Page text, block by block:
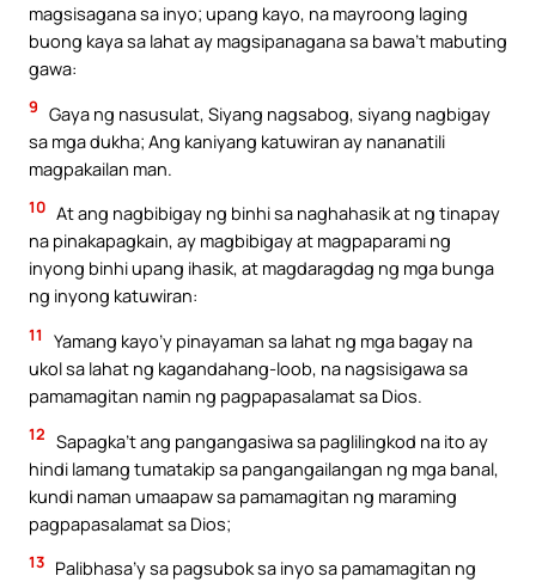
magsisagana sa inyo; upang kayo, na mayroong laging
buong kaya sa lahat ay magsipanagana sa bawa’t mabuting
gawa:
9 Gaya ng nasusulat, Siyang nagsabog, siyang nagbigay
sa mga dukha; Ang kaniyang katuwiran ay nananatili
magpakailan man.
10 At ang nagbibigay ng binhi sa naghahasik at ng tinapay
na pinakapagkain, ay magbibigay at magpaparami ng
inyong binhi upang ihasik, at magdaragdag ng mga bunga
ng inyong katuwiran:
11
Yamang kayo’y pinayaman sa lahat ng mga bagay na
ukol sa lahat ng kagandahang-loob, na nagsisigawa sa
pamamagitan namin ng pagpapasalamat sa Dios.
12 Sapagka’t ang pangangasiwa sa paglilingkod na ito ay
hindi lamang tumatakip sa pangangailangan ng mga banal,
kundi naman umaapaw sa pamamagitan ng maraming
pagpapasalamat sa Dios;
13 Palibhasa’y sa pagsubok sa inyo sa pamamagitan ng